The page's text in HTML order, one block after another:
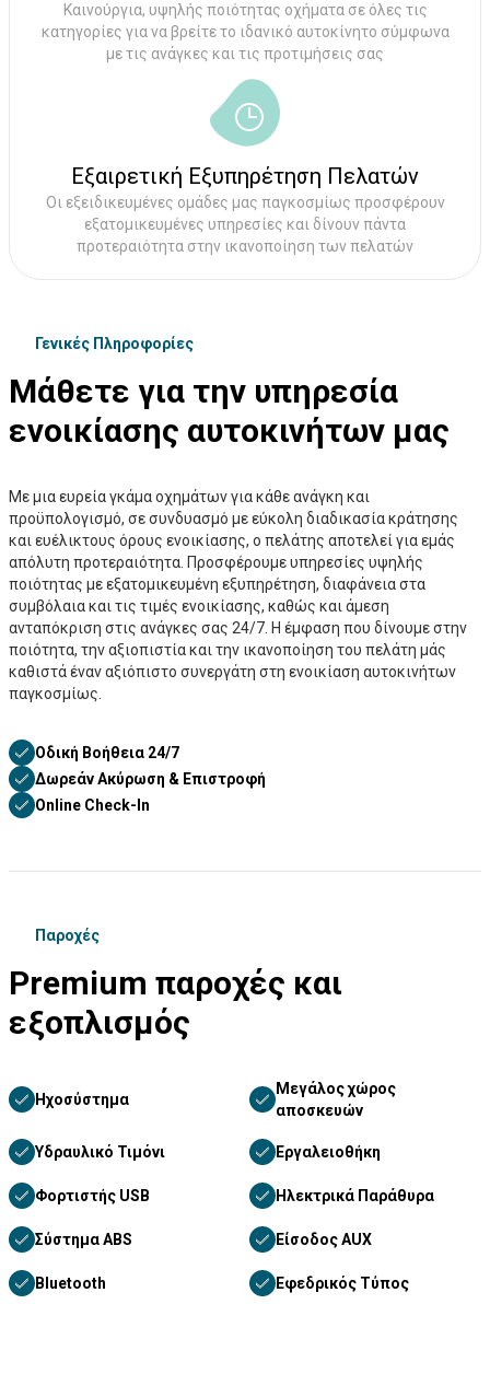
Καινούργια, υψηλής ποιότητας οχήματα σε όλες τις
κατηγορίες για να βρείτε το ιδανικό αυτοκίνητο σύμφωνα
με τις ανάγκες και τις προτιμήσεις σας
Εξαιρετική Εξυπηρέτηση Πελατών
Οι εξειδικευμένες ομάδες μας παγκοσμίως προσφέρουν
εξατομικευμένες υπηρεσίες και δίνουν πάντα
προτεραιότητα στην ικανοποίηση των πελατών
Γενικές Πληροφορίες
Μάθετε για την υπηρεσία
ενοικίασης αυτοκινήτων μας
Με μια ευρεία γκάμα οχημάτων για κάθε ανάγκη και
προϋπολογισμό, σε συνδυασμό με εύκολη διαδικασία κράτησης
και ευέλικτους όρους ενοικίασης, ο πελάτης αποτελεί για εμάς
απόλυτη προτεραιότητα. Προσφέρουμε υπηρεσίες υψηλής
ποιότητας με εξατομικευμένη εξυπηρέτηση, διαφάνεια στα
συμβόλαια και τις τιμές ενοικίασης, καθώς και άμεση
ανταπόκριση στις ανάγκες σας 24/7. Η έμφαση που δίνουμε στην
ποιότητα, την αξιοπιστία και την ικανοποίηση του πελάτη μάς
καθιστά έναν αξιόπιστο συνεργάτη στη ενοικίαση αυτοκινήτων
παγκοσμίως.
Οδική Βοήθεια 24/7
Δωρεάν Ακύρωση & Επιστροφή
Online Check-In
Παροχές
Premium παροχές και
εξοπλισμός
Ηχοσύστημα
Μεγάλος χώρος
αποσκευών
Υδραυλικό Τιμόνι Εργαλειοθήκη
Φορτιστής USB Ηλεκτρικά Παράθυρα
Σύστημα ABS Είσοδος AUX
Bluetooth Εφεδρικός Τύπος